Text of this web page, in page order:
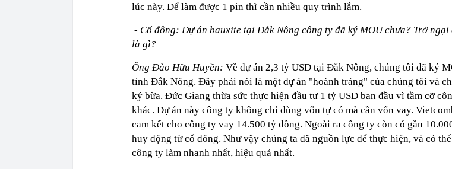
lúc này. Để làm được 1 pin thì cần nhiều quy trình lắm.
- Cổ đông: Dự án bauxite tại Đắk Nông công ty đã ký MOU chưa? Trở ngại
là gì?
Ông Đào Hữu Huyền: Về dự án 2,3 tỷ USD tại Đắk Nông, chúng tôi đã ký
tỉnh Đắk Nông. Đây phải nói là một dự án "hoành tráng" của chúng tôi và
ký bừa. Đức Giang thừa sức thực hiện đầu tư 1 tỷ USD ban đầu vì tầm cỡ
khác. Dự án này công ty không chỉ dùng vốn tự có mà cần vốn vay.
cam kết cho công ty vay 14.500 tỷ đồng. Ngoài ra công ty còn có gần
huy động từ cổ đông. Như vậy chúng ta đã nguồn lực để thực hiện, và có
công ty làm nhanh nhất, hiệu quả nhất.